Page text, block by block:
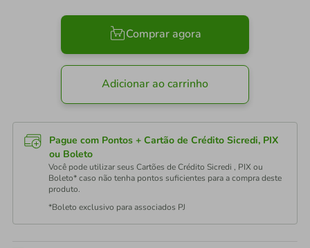
Comprar agora
Adicionar ao carrinho
Pague com Pontos + Cartão de Crédito Sicredi, PIX
ou Boleto
Você pode utilizar seus Cartões de Crédito Sicredi , PIX ou
Boleto* caso não tenha pontos suficientes para a compra deste
produto.
*Boleto exclusivo para associados PJ